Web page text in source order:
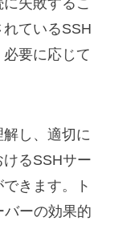
失敗するこ
ているSSH
要に応じて
し、適切に
るSSHサー
きます。ト
バーの効果的